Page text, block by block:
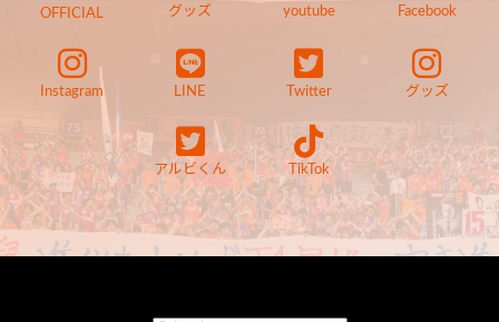
OFFICIAL グッズ youtube Facebook
Instagram LINE Twitter グッズ
アルビくん TikTok